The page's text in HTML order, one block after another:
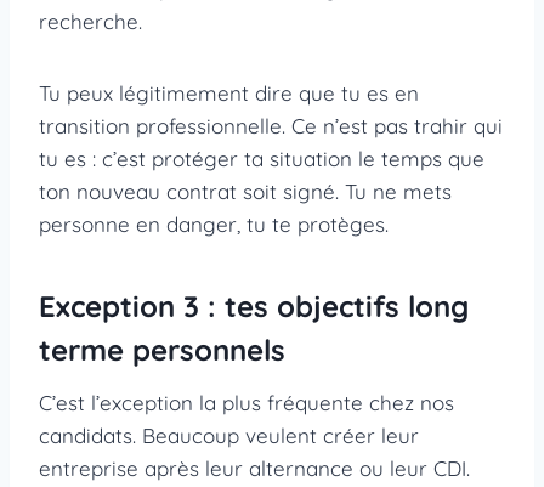
recherche.
Tu peux légitimement dire que tu es en
transition professionnelle. Ce n’est pas trahir qui
tu es : c’est protéger ta situation le temps que
ton nouveau contrat soit signé. Tu ne mets
personne en danger, tu te protèges.
Exception 3 : tes objectifs long
terme personnels
C’est l’exception la plus fréquente chez nos
candidats. Beaucoup veulent créer leur
entreprise après leur alternance ou leur CDI.